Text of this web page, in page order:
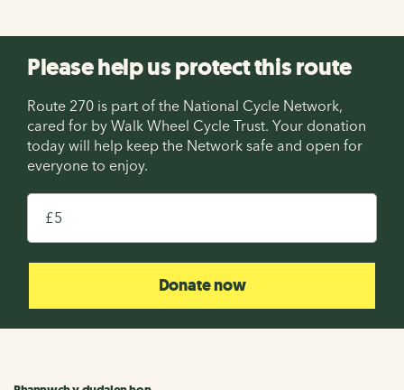
Please help us protect this route
Route 270 is part of the National Cycle Network,
cared for by Walk Wheel Cycle Trust. Your donation
today will help keep the Network safe and open for
everyone to enjoy.
£
Donate now